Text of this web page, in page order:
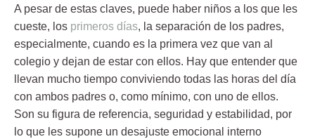
A pesar de estas claves, puede haber niños a los que les
cueste, los primeros días, la separación de los padres,
especialmente, cuando es la primera vez que van al
colegio y dejan de estar con ellos. Hay que entender que
llevan mucho tiempo conviviendo todas las horas del día
con ambos padres o, como mínimo, con uno de ellos.
Son su figura de referencia, seguridad y estabilidad, por
lo que les supone un desajuste emocional interno